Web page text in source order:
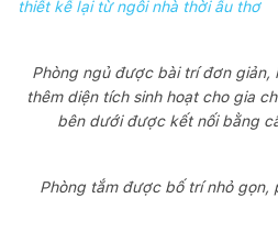
thiết kế lại từ ngôi nhà thời ấu thơ
Phòng ngủ được bài trí đơn
thêm diện tích sinh hoạt cho gia
bên dưới được kết nối bằng
Phòng tắm được bố trí nhỏ gọn,